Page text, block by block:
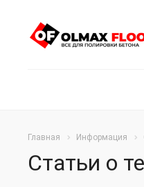
Главная Информация
Статьи о